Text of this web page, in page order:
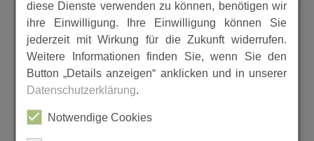
Schule Albshausen 1919 bis 1950
diese Dienste verwenden zu können, benötigen wir
ihre Einwilligung. Ihre Einwilligung können Sie
jederzeit mit Wirkung für die Zukunft widerrufen.
Weitere Informationen finden Sie, wenn Sie den
Button „Details anzeigen“ anklicken und in unserer
Datenschutzerklärung.
Notwendige Cookies